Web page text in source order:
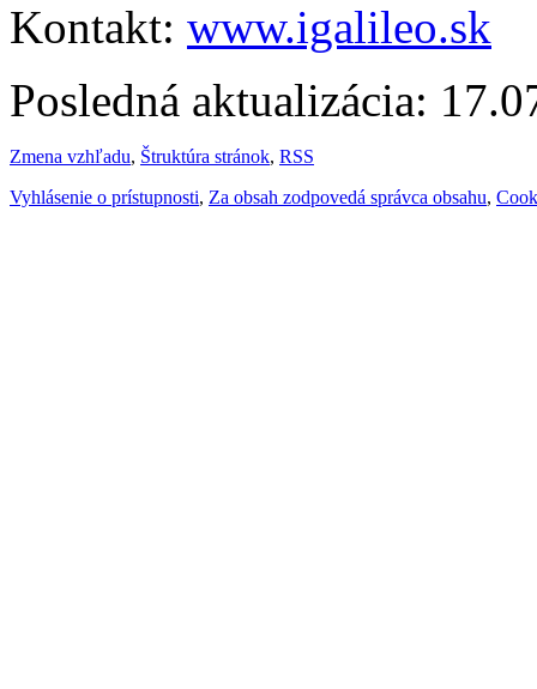
Kontakt: www.igalileo.sk
Posledná aktualizácia:
Zmena vzhľadu, Štruktúra stránok, RSS
Vyhlásenie o prístupnosti, Za obsah zodpovedá správca obsahu,